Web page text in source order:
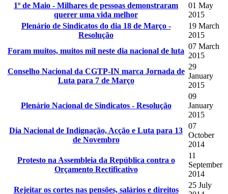
1º de Maio - Milhares de pessoas demonstraram
querer uma vida melhor
01 May
2015
Plenário de Sindicatos do dia 18 de Março -
Resolução
19 March
2015
Foram muitos, muitos mil neste dia nacional de luta
07 March
2015
Conselho Nacional da CGTP-IN marca Jornada de
Luta para 7 de Março
29
January
2015
Plenário Nacional de Sindicatos - Resolução
09
January
2015
Dia Nacional de Indignação, Acção e Luta para 13
de Novembro
07
October
2014
Protesto na Assembleia da República contra o
Orçamento Rectificativo
11
September
2014
Rejeitar os cortes nas pensões, salários e direitos
25 July